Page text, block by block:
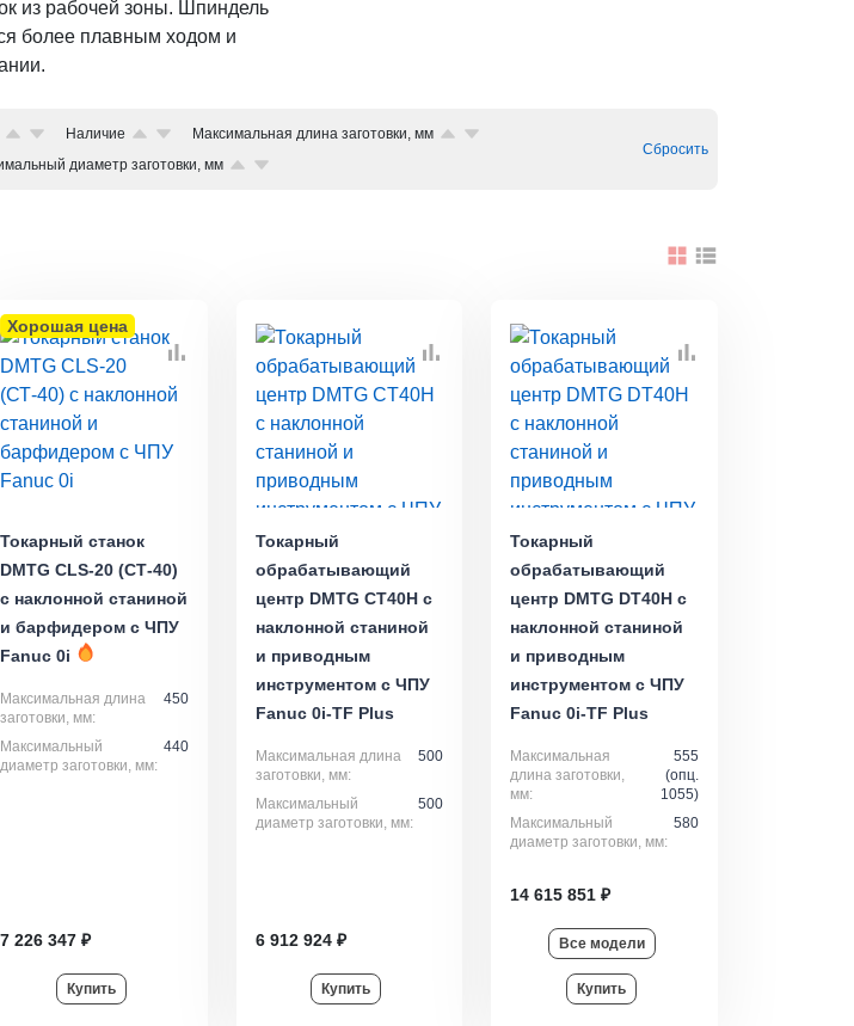
из рабочей зоны. Шпиндель
более плавным ходом и
Наличие
Максимальная длина заготовки, мм
диаметр заготовки, мм
Сбросить
Хорошая цена
Токарный станок
DMTG CLS-20 (СТ-40)
с наклонной станиной
и барфидером с ЧПУ
Fanuc 0i
Максимальная длина
заготовки, мм:
450
Максимальный
диаметр заготовки, мм:
440
7 226 347 ₽
Купить
Токарный
обрабатывающий
центр DMTG СT40H с
наклонной станиной
и приводным
инструментом с ЧПУ
Fanuc 0i-ТF Plus
Максимальная длина
заготовки, мм:
500
Максимальный
диаметр заготовки, мм:
500
6 912 924 ₽
Купить
Токарный
обрабатывающий
центр DMTG DT40H с
наклонной станиной
и приводным
инструментом с ЧПУ
Fanuc 0i-ТF Plus
Максимальная
длина заготовки,
мм:
555
(опц.
1055)
Максимальный
диаметр заготовки, мм:
580
14 615 851 ₽
Все модели
Купить